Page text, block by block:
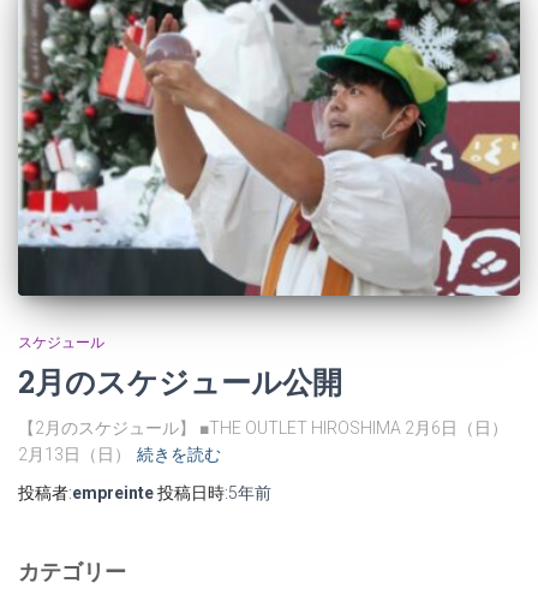
スケジュール
2月のスケジュール公開
【2月のスケジュール】 ■THE OUTLET HIROSHIMA 2月6日（日）
2月13日（日）
続きを読む
投稿者:empreinte投稿日時:5年前
カテゴリー